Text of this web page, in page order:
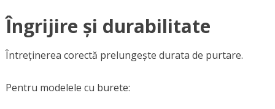
Îngrijire și durabilitate
Întreținerea corectă prelungește durata de purtare.
Pentru modelele cu burete: